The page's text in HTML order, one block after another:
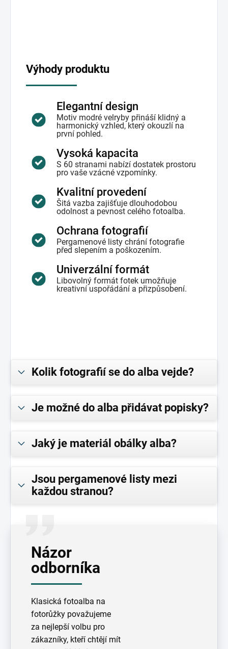
Výhody produktu
Elegantní design
Motiv modré velryby přináší klidný a
harmonický vzhled, který okouzlí na
první pohled.
Vysoká kapacita
S 60 stranami nabízí dostatek prostoru
pro vaše vzácné vzpomínky.
Kvalitní provedení
Šitá vazba zajišťuje dlouhodobou
odolnost a pevnost celého fotoalba.
Ochrana fotografií
Pergamenové listy chrání fotografie
před slepením a poškozením.
Univerzální formát
Libovolný formát fotek umožňuje
kreativní uspořádání a přizpůsobení.
Kolik fotografií se do alba vejde?
Je možné do alba přidávat popisky?
Jaký je materiál obálky alba?
Jsou pergamenové listy mezi
každou stranou?
Názor
odborníka
Klasická fotoalba na
fotorůžky považujeme
za nejlepší volbu pro
zákazníky, kteří chtějí mít